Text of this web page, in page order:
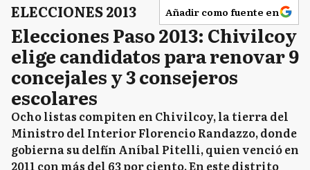
ELECCIONES 2013 Añadir como fuente en
Elecciones Paso 2013: Chivilcoy
elige candidatos para renovar 9
concejales y 3 consejeros
escolares
Ocho listas compiten en Chivilcoy, la tierra del
Ministro del Interior Florencio Randazzo, donde
gobierna su delfín Aníbal Pitelli, quien venció en
2011 con más del 63 por ciento. En este distrito